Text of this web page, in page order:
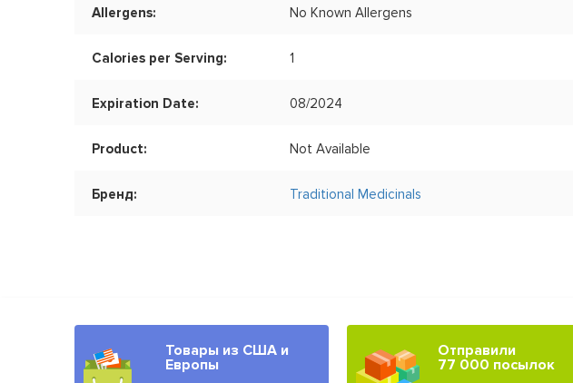
Allergens: No Known Allergens
Calories per Serving: 1
Expiration Date: 08/2024
Product: Not Available
Бренд: Traditional Medicinals
Товары из США и
Европы
Отправили
77 000 посылок